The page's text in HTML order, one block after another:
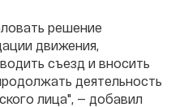
решение
движения,
съезд и вносить
деятельность
лица", — добавил